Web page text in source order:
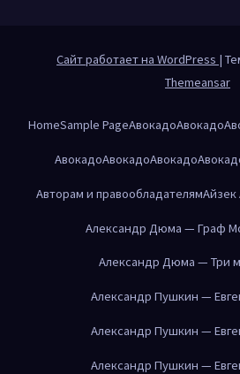
Сайт работает на WordPress |
Themeansar
HomeSample PageАвокадоАвокадо
АвокадоАвокадоАвокадо
Авторам и правообладателям
Александр Дюма — Граф
Александр Дюма — Три
Александр Пушкин —
Александр Пушкин —
Александр Пушкин —